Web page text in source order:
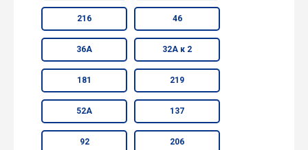
216 46
36А 32А к 2
181 219
52А 137
92 206